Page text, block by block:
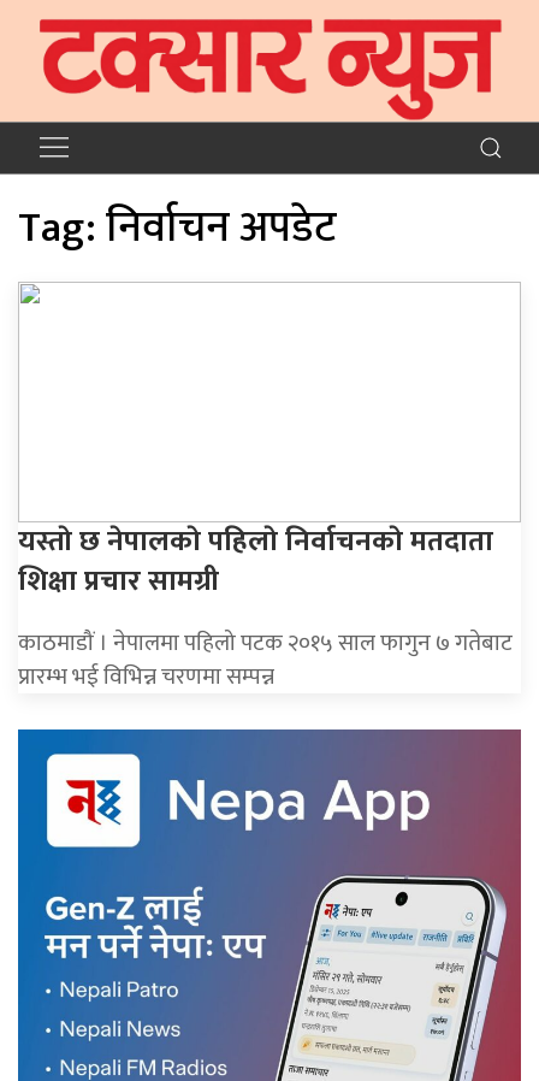
Tag:निर्वाचन अपडेट
यस्ताे छ नेपालकाे पहिलाे निर्वाचनकाे मतदाता
शिक्षा प्रचार सामग्री
काठमाडौं । नेपालमा पहिलो पटक २०१५ साल फागुन ७ गतेबाट
प्रारम्भ भई विभिन्न चरणमा सम्पन्न